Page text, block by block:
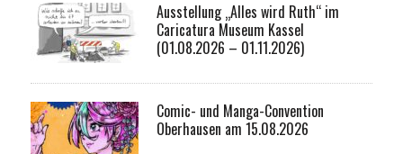
Ausstellung „Alles wird Ruth“ im
Caricatura Museum Kassel
(01.08.2026 – 01.11.2026)
Comic- und Manga-Convention
Oberhausen am 15.08.2026